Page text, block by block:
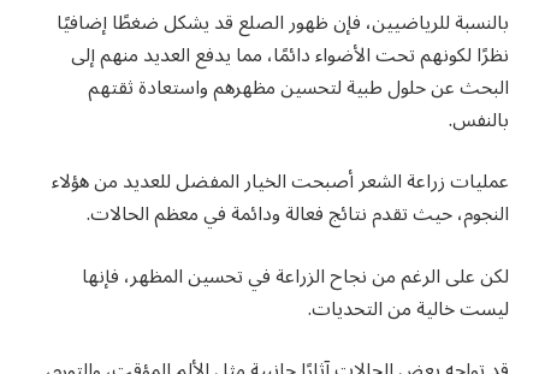
بالنسبة للرياضيين، فإن ظهور الصلع قد يشكل ضغطًا إضافيًا
نظرًا لكونهم تحت الأضواء دائمًا، مما يدفع العديد منهم إلى
البحث عن حلول طبية لتحسين مظهرهم واستعادة ثقتهم
بالنفس.
عمليات زراعة الشعر أصبحت الخيار المفضل للعديد من هؤلاء
النجوم، حيث تقدم نتائج فعالة ودائمة في معظم الحالات.
لكن على الرغم من نجاح الزراعة في تحسين المظهر، فإنها
ليست خالية من التحديات.